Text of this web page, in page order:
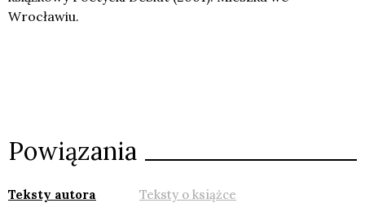
Wrocławiu.
Powiązania
Teksty autora
Teksty o książce